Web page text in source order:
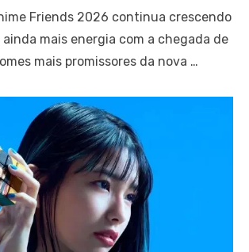
Friends 2026 continua crescendo
mais energia com a chegada de
mais promissores da nova …